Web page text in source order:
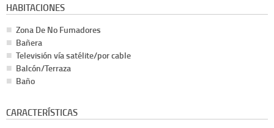
HABITACIONES
Zona De No Fumadores
Bañera
Televisión vía satélite/por cable
Balcón/Terraza
Baño
CARACTERÍSTICAS